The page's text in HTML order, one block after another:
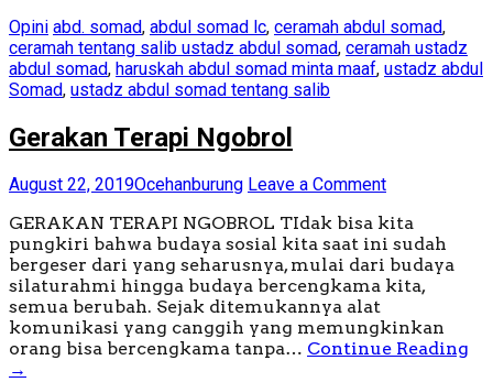
Opini abd. somad, abdul somad lc, ceramah abdul somad,
ceramah tentang salib ustadz abdul somad, ceramah ustadz
abdul somad, haruskah abdul somad minta maaf, ustadz abdul
Somad, ustadz abdul somad tentang salib
Gerakan Terapi Ngobrol
August 22, 2019Ocehanburung Leave a Comment
GERAKAN TERAPI NGOBROL TIdak bisa kita
pungkiri bahwa budaya sosial kita saat ini sudah
bergeser dari yang seharusnya, mulai dari budaya
silaturahmi hingga budaya bercengkama kita,
semua berubah. Sejak ditemukannya alat
komunikasi yang canggih yang memungkinkan
orang bisa bercengkama tanpa… Continue Reading
→